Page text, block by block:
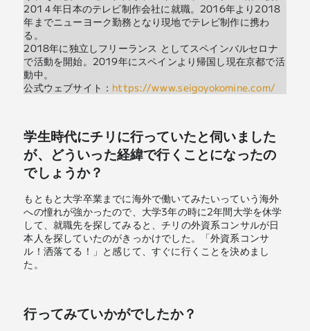
201４年日本のテレビ制作会社に就職。2016年より2018
年までニューヨーク勤務となり現地でテレビ制作に携わ
る。
2018年に独立しフリーランス としてスペインバルセロナ
で活動を開始。2019年にスペインより帰国し現在京都で活
動中。
公式ウェブサイト： https://www.seigoyokomine.com/
学生時代にチリに行っていたと伺いました
が、どういった経緯で行くことになったの
でしょうか？
もともと大学卒業までに海外で働いてみたいっていう海外
への憧れが強かったので、大学3年の時に2年間大学を休学
して、就職先を探してみると、チリの外資系コンサルが日
本人を探していたのがきっかけでした。「外資系コンサ
ル！洒落てる！」と感じて、すぐに行くことを決めまし
た。
行ってみていかがでしたか？